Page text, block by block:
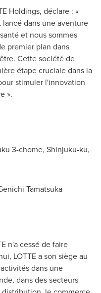
Holdings, déclare : «
lancé dans une aventure
et nous sommes
premier plan dans
Cette société de
étape cruciale dans la
stimuler l'innovation
».
3-chome, Shinjuku-ku,
Tamatsuka
n'a cessé de faire
LOTTE a son siège au
dans une
dans des secteurs